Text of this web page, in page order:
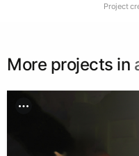
Project
More projects in